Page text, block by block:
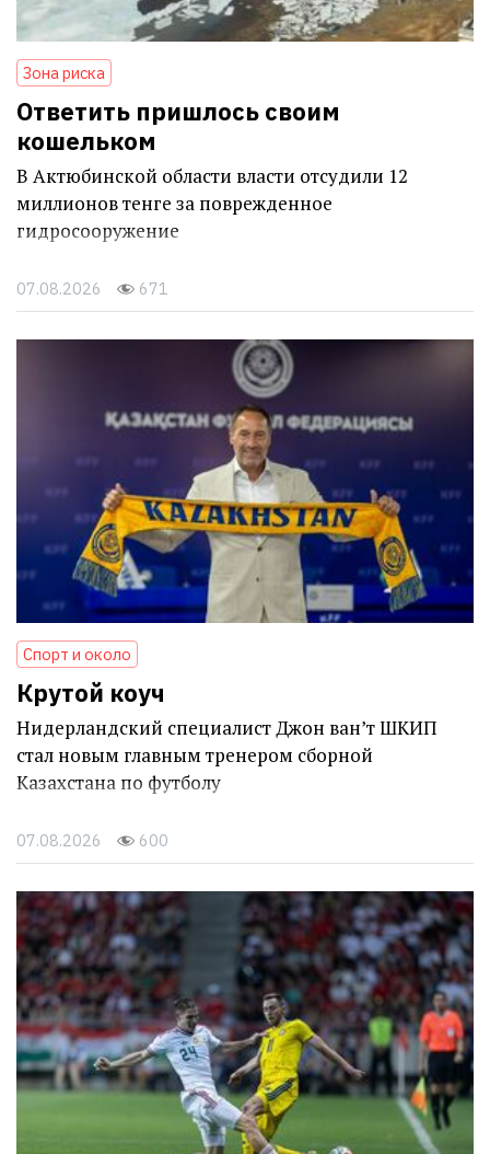
Зона риска
Ответить пришлось своим
кошельком
В Актюбинской области власти отсудили 12
миллионов тенге за поврежденное
гидросооружение
07.08.2026 671
Спорт и около
Крутой коуч
Нидерландский специалист Джон ван’т ШКИП
стал новым главным тренером сборной
Казахстана по футболу
07.08.2026 600